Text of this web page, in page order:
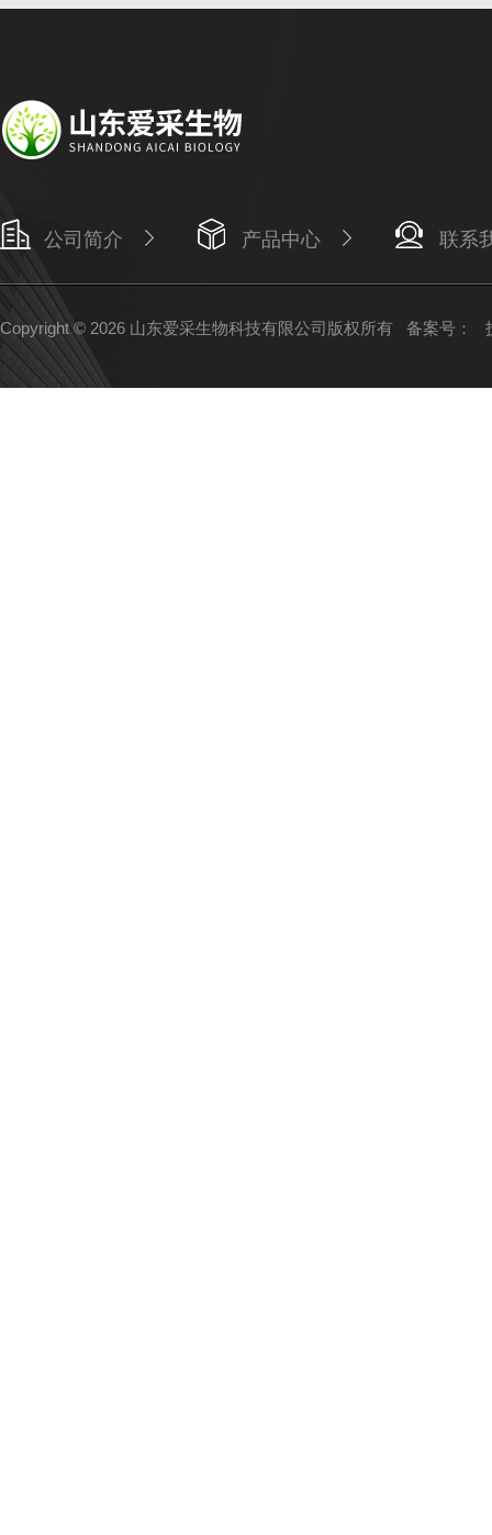
公司简介 产品中心 联系
Copyright © 2026 山东爱采生物科技有限公司版权所有 备案号：